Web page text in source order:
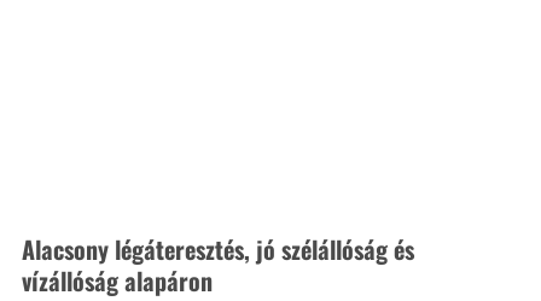
Alacsony légáteresztés, jó szélállóság és
vízállóság alapáron